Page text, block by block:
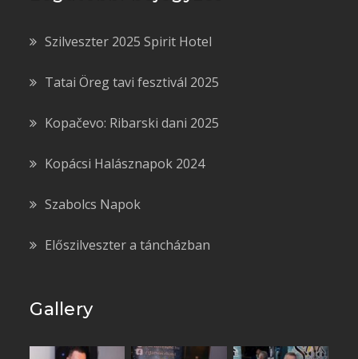
Szilveszter 2025 Spirit Hotel
Tatai Öreg tavi fesztivál 2025
Kopačevo: Ribarski dani 2025
Kopácsi Halásznapok 2024
Szabolcs Napok
Előszilveszter a táncházban
Gallery